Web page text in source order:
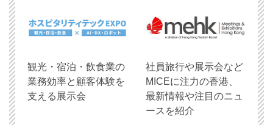
観光・宿泊・飲食業の
業務効率と顧客体験を
支える展示会
社員旅行や展示会など
MICEに注力の香港、
最新情報や注目のニュ
ースを紹介